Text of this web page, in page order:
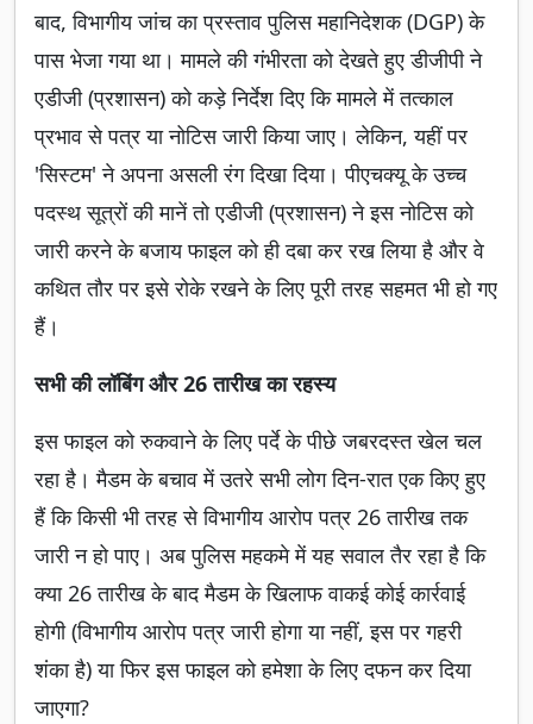
बाद, विभागीय जांच का प्रस्ताव पुलिस महानिदेशक (DGP) के
पास भेजा गया था। मामले की गंभीरता को देखते हुए डीजीपी ने
एडीजी (प्रशासन) को कड़े निर्देश दिए कि मामले में तत्काल
प्रभाव से पत्र या नोटिस जारी किया जाए। लेकिन, यहीं पर
'सिस्टम' ने अपना असली रंग दिखा दिया। पीएचक्यू के उच्च
पदस्थ सूत्रों की मानें तो एडीजी (प्रशासन) ने इस नोटिस को
जारी करने के बजाय फाइल को ही दबा कर रख लिया है और वे
कथित तौर पर इसे रोके रखने के लिए पूरी तरह सहमत भी हो गए
हैं।
सभी की लॉबिंग और 26 तारीख का रहस्य
इस फाइल को रुकवाने के लिए पर्दे के पीछे जबरदस्त खेल चल
रहा है। मैडम के बचाव में उतरे सभी लोग दिन-रात एक किए हुए
हैं कि किसी भी तरह से विभागीय आरोप पत्र 26 तारीख तक
जारी न हो पाए। अब पुलिस महकमे में यह सवाल तैर रहा है कि
क्या 26 तारीख के बाद मैडम के खिलाफ वाकई कोई कार्रवाई
होगी (विभागीय आरोप पत्र जारी होगा या नहीं, इस पर गहरी
शंका है) या फिर इस फाइल को हमेशा के लिए दफन कर दिया
जाएगा?